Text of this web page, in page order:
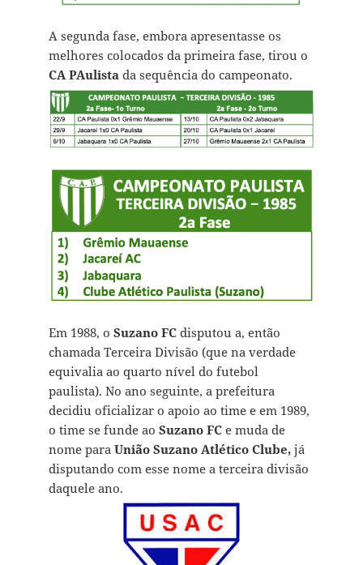
A segunda fase, embora apresentasse os
melhores colocados da primeira fase, tirou o
CA PAulista da sequência do campeonato.
Em 1988, o Suzano FC disputou a, então
chamada Terceira Divisão (que na verdade
equivalia ao quarto nível do futebol
paulista). No ano seguinte, a prefeitura
decidiu oficializar o apoio ao time e em 1989,
o time se funde ao Suzano FCe muda de
nome para União Suzano Atlético Clube, já
disputando com esse nome a terceira divisão
daquele ano.